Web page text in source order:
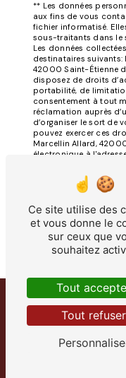
** Les données
aux fins de vous
fichier informatisé.
sous-traitants dans le
Les données
destinataires suivants:
42000 Saint-Étienne
disposez de droits
portabilité, de
consentement à tout
réclamation auprès
d’organiser le sort de
pouvez exercer ces
Marcellin Allard,
électronique à
justificatif d'identité
conservons vos
contact puis pendant
probatoires et de
de vous inscrire sur la
téléphonique,
Consultez le site
droits.
- 2026 -
-
Ce site utilise des
et vous donne le
sur ceux que
souhaitez
Tout
Tout refuser